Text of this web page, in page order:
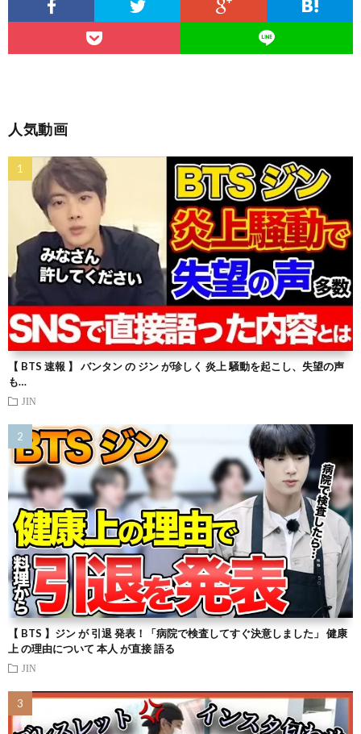
人気動画
【 BTS 速報 】 バンタン の ジン が珍しく 炎上 騒動を起こし、失望の声
も…
JIN
【 BTS 】ジン が 引退 発表！「病院で検査してすぐ決意しました」 健康
上 の理由について 本人 が直接 語る
JIN